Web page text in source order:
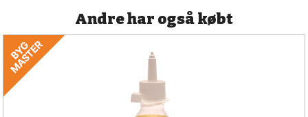
Andre har også købt